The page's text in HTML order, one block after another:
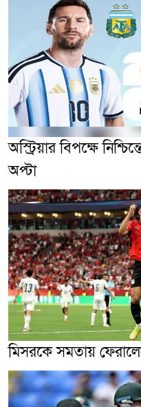
অস্ট্রিয়ার বিপক্ষে
অপ্টা
মিসরকে সমতায়